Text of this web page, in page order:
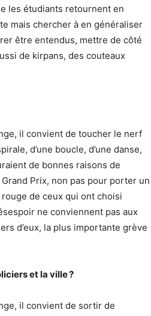
les étudiants retournent en
mais chercher à en généraliser
être entendus, mettre de côté
de kirpans, des couteaux
il convient de toucher le nerf
d’une boucle, d’une danse,
de bonnes raisons de
Prix, non pas pour porter un
de ceux qui ont choisi
ne conviennent pas aux
d’eux, la plus importante grève
et la ville ?
il convient de sortir de